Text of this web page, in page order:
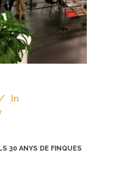
In
30 ANYS DE FINQUES